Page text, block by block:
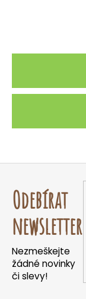
Odebírat
newsletter
Nezmeškejte
žádné novinky
či slevy!